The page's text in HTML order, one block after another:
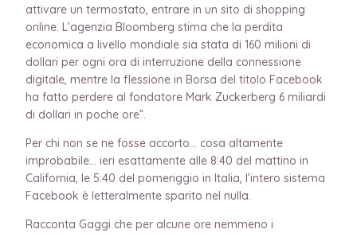
attivare un termostato, entrare in un sito di shopping
online. L’agenzia Bloomberg stima che la perdita
economica a livello mondiale sia stata di 160 milioni di
dollari per ogni ora di interruzione della connessione
digitale, mentre la flessione in Borsa del titolo Facebook
ha fatto perdere al fondatore Mark Zuckerberg 6 miliardi
di dollari in poche ore”.
Per chi non se ne fosse accorto… cosa altamente
improbabile… ieri esattamente alle 8:40 del mattino in
California, le 5:40 del pomeriggio in Italia, l’intero sistema
Facebook è letteralmente sparito nel nulla.
Racconta Gaggi che per alcune ore nemmeno i